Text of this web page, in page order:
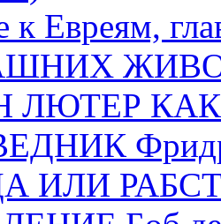
к Евреям,
ЛЮТЕР
ИЛИ